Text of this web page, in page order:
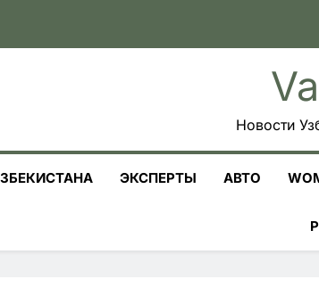
Новости
ЭКСПЕРТЫ АВТО